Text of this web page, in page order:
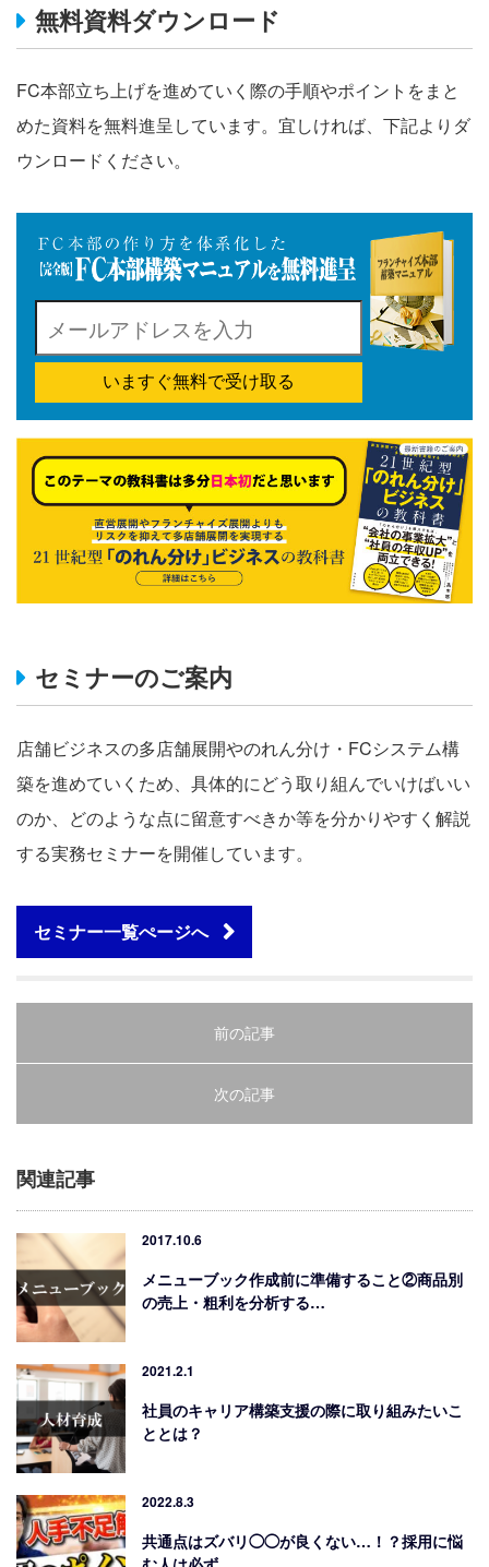
無料資料ダウンロード
FC本部立ち上げを進めていく際の手順やポイントをまと
めた資料を無料進呈しています。宜しければ、下記よりダ
ウンロードください。
いますぐ無料で受け取る
セミナーのご案内
店舗ビジネスの多店舗展開やのれん分け・FCシステム構
築を進めていくため、具体的にどう取り組んでいけばいい
のか、どのような点に留意すべきか等を分かりやすく解説
する実務セミナーを開催しています。
セミナー一覧ぺージへ
前の記事
次の記事
関連記事
2017.10.6
メニューブック作成前に準備すること②商品別
の売上・粗利を分析する…
2021.2.1
社員のキャリア構築支援の際に取り組みたいこ
ととは？
2022.8.3
共通点はズバリ◯◯が良くない…！？採用に悩